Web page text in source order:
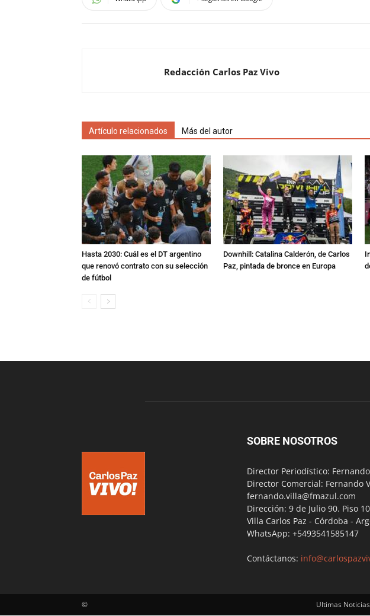
Redacción Carlos Paz Vivo
Artículo relacionados Más del autor
Hasta 2030: Cuál es el DT argentino
que renovó contrato con su selección
de fútbol
Downhill: Catalina Calderón, de Carlos
Paz, pintada de bronce en Europa
SOBRE NOSOTROS
Director Periodístico:
Director Comercial: Fernando
fernando.villa@fmazul.com
Dirección: 9 de Julio 90. Piso
Villa Carlos Paz - Córdoba -
WhatsApp: +5493541585147
Contáctanos:
Ultimas Noticias
©